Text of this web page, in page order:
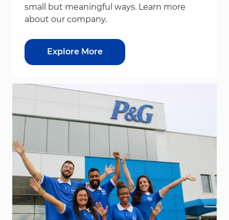
small but meaningful ways. Learn more
about our company.
Explore More